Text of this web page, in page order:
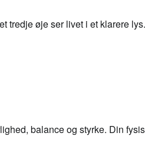
tredje øje ser livet i et klarere lys.
balance og styrke. Din